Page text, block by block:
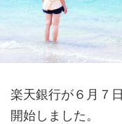
楽天銀行が６月７
開始しました。